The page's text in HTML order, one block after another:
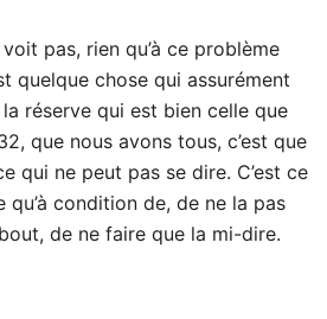
pas, rien qu’à ce problème
quelque chose qui assurément
réserve qui est bien celle que
que nous avons tous, c’est que
qui ne peut pas se dire. C’est ce
qu’à condition de, de ne la pas
de ne faire que la mi-dire.